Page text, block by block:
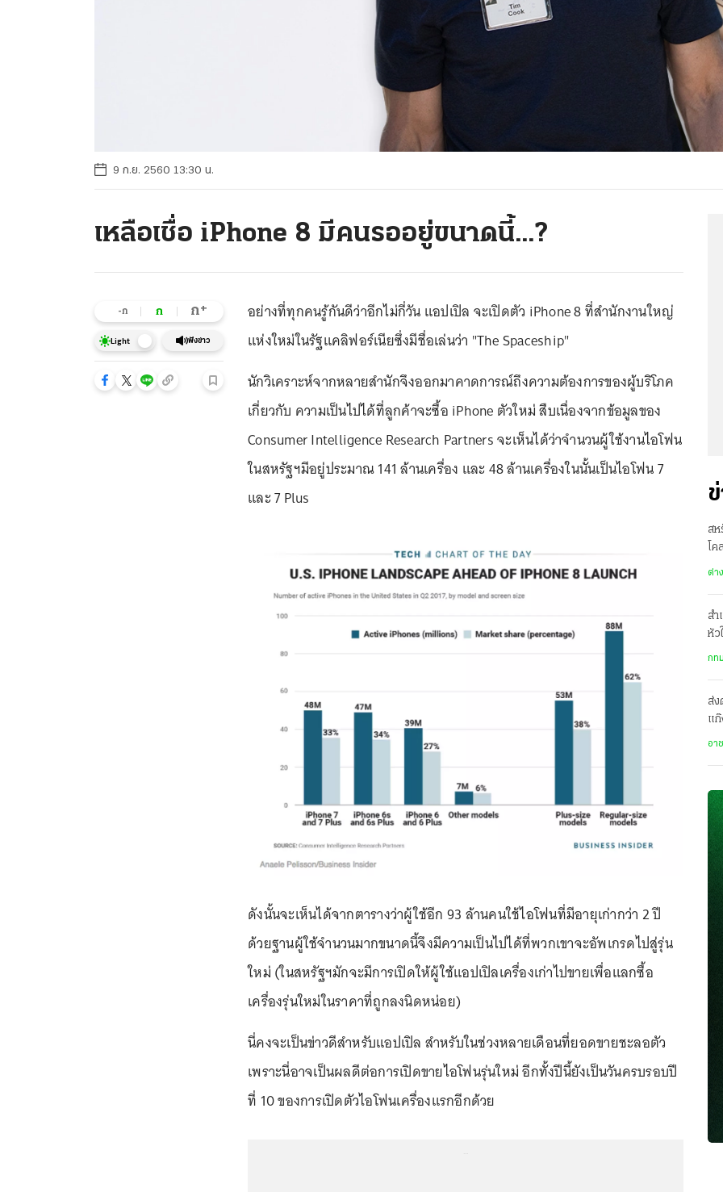
9 ก.ย. 2560 13:30 น.
เหลือเชื่อ iPhone 8 มีคนรออยู่ขนาดนี้...?
-ก ก ก+
Light ฟังข่าว
อย่างที่ทุกคนรู้กันดีว่าอีกไม่กี่วัน แอปเปิล จะเปิดตัว iPhone 8 ที่สำนักงานใหญ่
แห่งใหม่ในรัฐแคลิฟอร์เนียซึ่งมีชื่อเล่นว่า "The Spaceship"
นักวิเคราะห์จากหลายสำนักจึงออกมาคาดการณ์ถึงความต้องการของผู้บริโภค
เกี่ยวกับ ความเป็นไปได้ที่ลูกค้าจะซื้อ iPhone ตัวใหม่ สืบเนื่องจากข้อมูลของ
Consumer Intelligence Research Partners จะเห็นได้ว่าจำนวนผู้ใช้งานไอโฟน
ในสหรัฐฯมีอยู่ประมาณ 141 ล้านเครื่อง และ 48 ล้านเครื่องในนั้นเป็นไอโฟน 7
และ 7 Plus
ดังนั้นจะเห็นได้จากตารางว่าผู้ใช้อีก 93 ล้านคนใช้ไอโฟนที่มีอายุเก่ากว่า 2 ปี
ด้วยฐานผู้ใช้จำนวนมากขนาดนี้จึงมีความเป็นไปได้ที่พวกเขาจะอัพเกรดไปสู่รุ่น
ใหม่ (ในสหรัฐฯมักจะมีการเปิดให้ผู้ใช้แอปเปิลเครื่องเก่าไปขายเพื่อแลกซื้อ
เครื่องรุ่นใหม่ในราคาที่ถูกลงนิดหน่อย)
นี่คงจะเป็นข่าวดีสำหรับแอปเปิล สำหรับในช่วงหลายเดือนที่ยอดขายชะลอตัว
เพราะนี่อาจเป็นผลดีต่อการเปิดขายไอโฟนรุ่นใหม่ อีกทั้งปีนี้ยังเป็นวันครบรอบปี
ที่ 10 ของการเปิดตัวไอโฟนเครื่องแรกอีกด้วย
ส
โค
ป
ต่า
สำ
หัว
กท
ส่
แก๊
อา